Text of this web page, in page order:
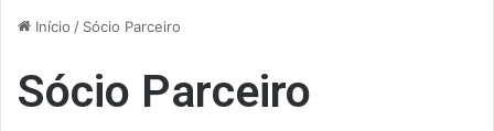
Início / Sócio Parceiro
Sócio Parceiro